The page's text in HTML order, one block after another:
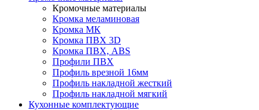
Кромочные материалы
Кромка меламиновая
Кромка МК
Кромка ПВХ 3D
Кромка ПВХ, ABS
Профили ПВХ
Профиль врезной 16мм
Профиль накладной жесткий
Профиль накладной мягкий
Кухонные комплектующие